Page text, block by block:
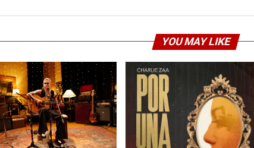
YOU MAY LIKE